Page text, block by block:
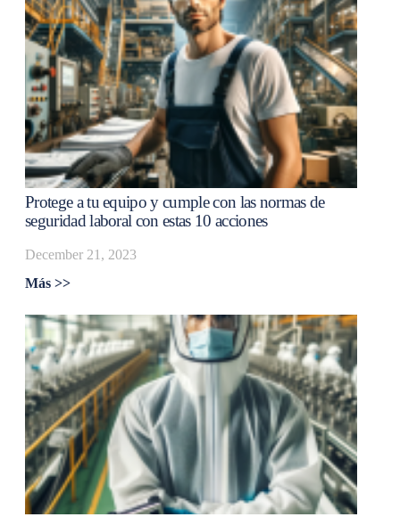
Protege a tu equipo y cumple con las normas de
seguridad laboral con estas 10 acciones
December 21, 2023
Más >>